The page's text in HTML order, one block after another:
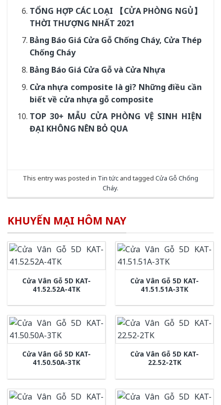
TỔNG HỢP CÁC LOẠI 【CỬA PHÒNG NGỦ】
THỜI THƯỢNG NHẤT 2021
Bảng Báo Giá Cửa Gỗ Chống Cháy, Cửa Thép
Chống Cháy
Bảng Báo Giá Cửa Gỗ và Cửa Nhựa
Cửa nhựa composite là gì? Những điều cần
biết về cửa nhựa gỗ composite
TOP 30+ MẪU CỬA PHÒNG VỆ SINH HIỆN
ĐẠI KHÔNG NÊN BỎ QUA
This entry was posted in Tin tức and tagged Cửa Gỗ Chống
Cháy.
KHUYẾN MẠI HÔM NAY
Cửa Vân Gỗ 5D KAT-
41.52.52A-4TK
Cửa Vân Gỗ 5D KAT-
41.51.51A-3TK
Cửa Vân Gỗ 5D KAT-
41.50.50A-3TK
Cửa Vân Gỗ 5D KAT-
22.52-2TK